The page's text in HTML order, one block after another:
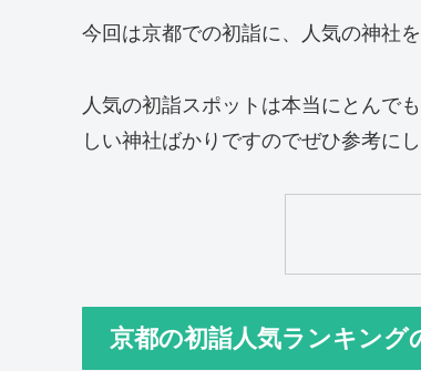
今回は京都での初詣に、人気の神社
人気の初詣スポットは本当にとんで
しい神社ばかりですのでぜひ参考に
京都の初詣人気ランキング